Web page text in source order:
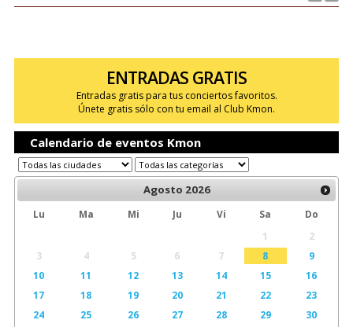
ENTRADAS GRATIS
Entradas gratis para tus conciertos favoritos.
Únete gratis sólo con tu email al Club Kmon.
Calendario de eventos Kmon
Agosto 2026
Lu Ma Mi Ju Vi Sa
Do
1
2
3
4 5 6 7 8
9
10
11 12 13 14 15
16
17
18 19 20 21 22
23
24
25 26 27 28 29
30